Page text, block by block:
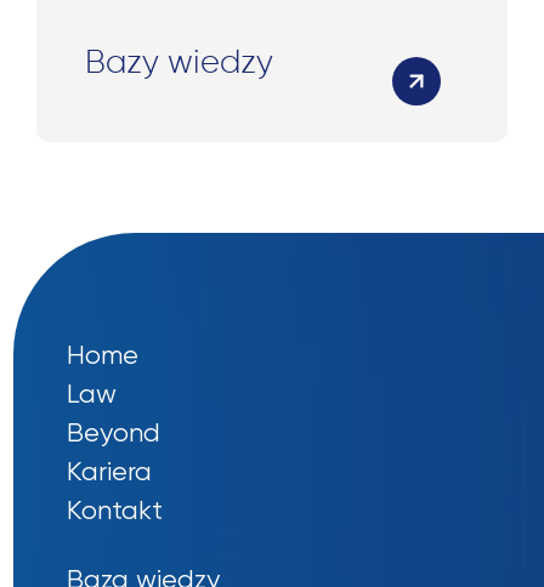
Bazy wiedzy
Home
Law
Beyond
Kariera
Kontakt
Baza wiedzy